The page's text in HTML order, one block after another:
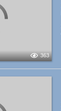
363